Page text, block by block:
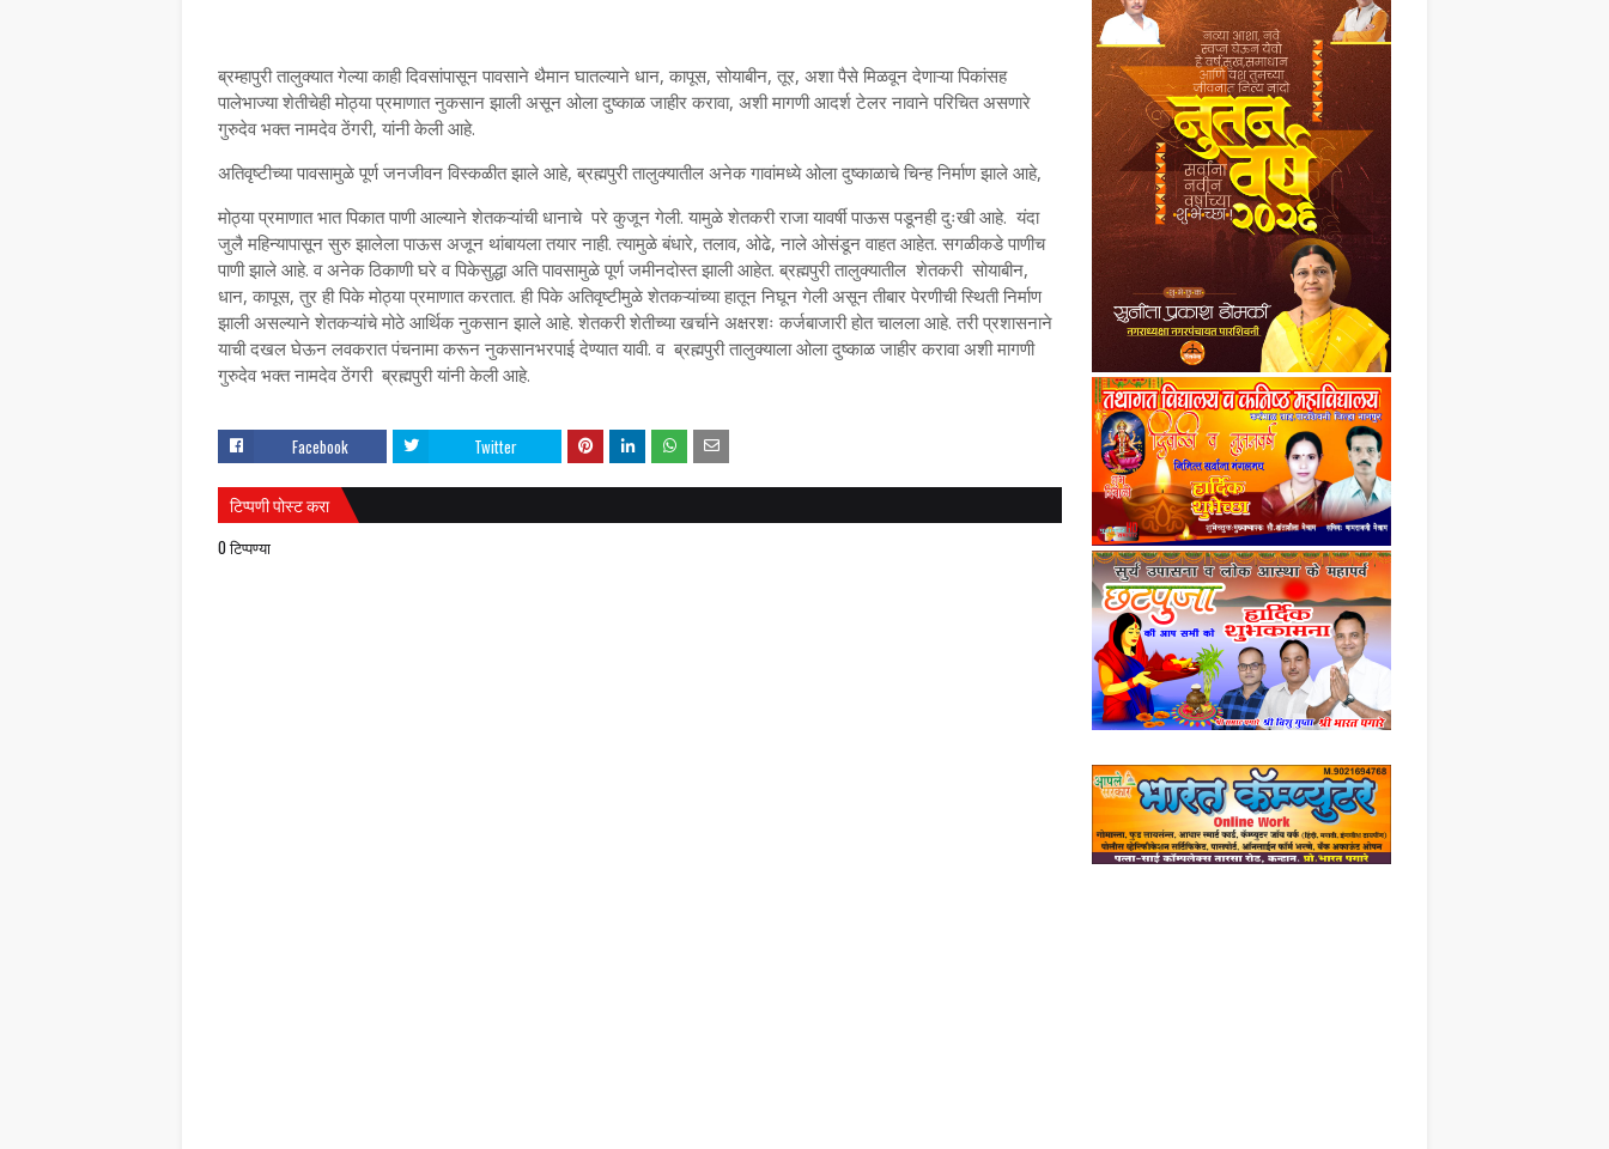
ब्रम्हापुरी तालुक्यात गेल्या काही दिवसांपासून पावसाने थैमान घातल्याने धान, कापूस, सोयाबीन, तूर, अशा पैसे मिळवून देणाऱ्या पिकांसह
पालेभाज्या शेतीचेही मोठ्या प्रमाणात नुकसान झाली असून ओला दुष्काळ जाहीर करावा, अशी मागणी आदर्श टेलर नावाने परिचित असणारे
गुरुदेव भक्त नामदेव ठेंगरी, यांनी केली आहे.
अतिवृष्टीच्या पावसामुळे पूर्ण जनजीवन विस्कळीत झाले आहे, ब्रह्मपुरी तालुक्यातील अनेक गावांमध्ये ओला दुष्काळाचे चिन्ह निर्माण झाले आहे,
मोठ्या प्रमाणात भात पिकात पाणी आल्याने शेतकऱ्यांची धानाचे परे कुजून गेली. यामुळे शेतकरी राजा यावर्षी पाऊस पडूनही दुःखी आहे. यंदा
जुलै महिन्यापासून सुरु झालेला पाऊस अजून थांबायला तयार नाही. त्यामुळे बंधारे, तलाव, ओढे, नाले ओसंडून वाहत आहेत. सगळीकडे पाणीच
पाणी झाले आहे. व अनेक ठिकाणी घरे व पिकेसुद्धा अति पावसामुळे पूर्ण जमीनदोस्त झाली आहेत. ब्रह्मपुरी तालुक्यातील शेतकरी सोयाबीन,
धान, कापूस, तुर ही पिके मोठ्या प्रमाणात करतात. ही पिके अतिवृष्टीमुळे शेतकऱ्यांच्या हातून निघून गेली असून तीबार पेरणीची स्थिती निर्माण
झाली असल्याने शेतकऱ्यांचे मोठे आर्थिक नुकसान झाले आहे. शेतकरी शेतीच्या खर्चाने अक्षरशः कर्जबाजारी होत चालला आहे. तरी प्रशासनाने
याची दखल घेऊन लवकरात पंचनामा करून नुकसानभरपाई देण्यात यावी. व ब्रह्मपुरी तालुक्याला ओला दुष्काळ जाहीर करावा अशी मागणी
गुरुदेव भक्त नामदेव ठेंगरी ब्रह्मपुरी यांनी केली आहे.
Facebook Twitter
टिप्पणी पोस्ट करा
0 टिप्पण्या